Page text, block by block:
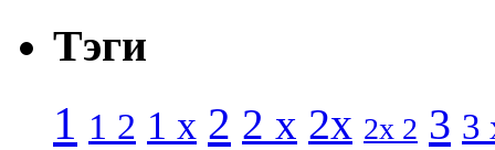
Тэги
1 1 2 1 x 2 2 x 2x 2x 2 3 3